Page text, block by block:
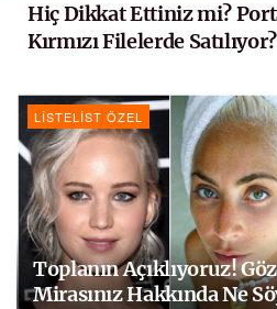
Hiç Dikkat Ettiniz mi?
Kırmızı Filelerde Satılıyor?
LISTELIST ÖZEL
Toplanın Açıklıyoruz!
Mirasınız Hakkında Ne